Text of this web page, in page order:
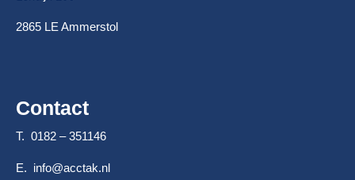
2865 LE Ammerstol
Contact
T. 0182 – 351146
E. info@acctak.nl